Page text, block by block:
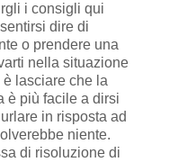
i consigli qui
dire di
o prendere una
nella situazione
è lasciare che la
è più facile a dirsi
in risposta ad
niente.
di risoluzione di